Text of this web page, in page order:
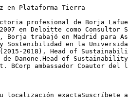
en Plataforma Tierra
profesional de Borja
en Deloitte como Consultor
Borja trabajó en Madrid para
en la
2018), Head of
de Danone.Head of
BCorp ambassador Coautor
exactaSuscríbete a